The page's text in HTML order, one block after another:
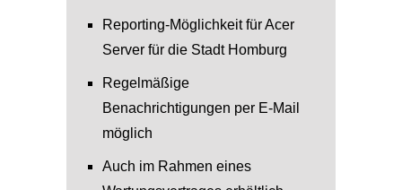
Reporting-Möglichkeit für Acer
Server für die Stadt Homburg
Regelmäßige
Benachrichtigungen per E-Mail
möglich
Auch im Rahmen eines